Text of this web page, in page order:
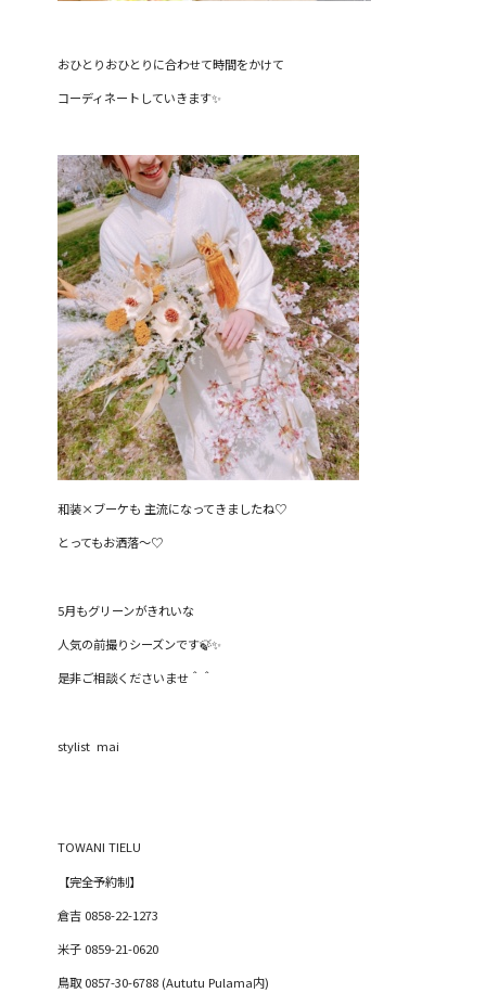
おひとりおひとりに合わせて時間をかけて
コーディネートしていきます✨
和装×ブーケも 主流になってきましたね♡
とってもお洒落〜♡
5月もグリーンがきれいな
人気の前撮りシーズンです🍃✨
是非ご相談くださいませ＾＾
stylist mai
TOWANI TIELU
【完全予約制】
倉吉 0858-22-1273
米子 0859-21-0620
鳥取 0857-30-6788 (Aututu Pulama内)